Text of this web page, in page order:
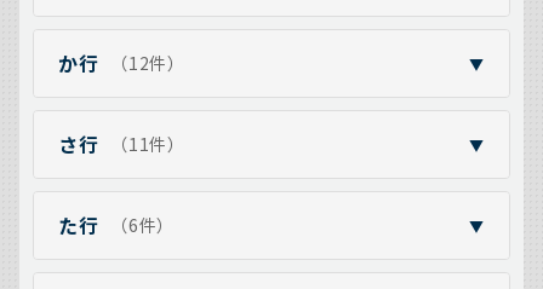
か行 （12件） ▼
さ行 （11件） ▼
た行 （6件） ▼